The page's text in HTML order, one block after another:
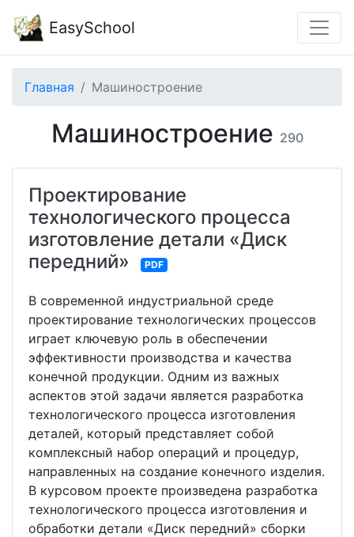
EasySchool
Главная Машиностроение
Машиностроение 290
Проектирование
технологического процесса
изготовление детали «Диск
передний»
PDF
В современной индустриальной среде
проектирование технологических процессов
играет ключевую роль в обеспечении
эффективности производства и качества
конечной продукции. Одним из важных
аспектов этой задачи является разработка
технологического процесса изготовления
деталей, который представляет собой
комплексный набор операций и процедур,
направленных на создание конечного изделия.
В курсовом проекте произведена разработка
технологического процесса изготовления и
обработки детали «Диск передний» сборки